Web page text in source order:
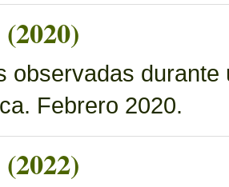
observadas
Febrero 2020.